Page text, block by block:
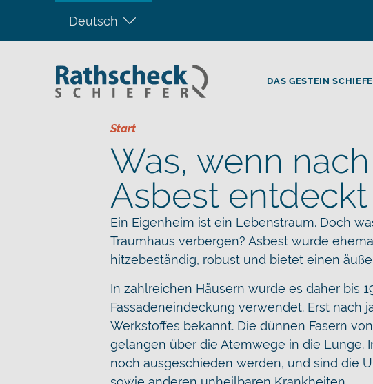
Deutsch
DAS GESTEIN
Start
Was, wenn
Asbest
Ein Eigenheim ist ein Lebenstraum. Doch
Traumhaus verbergen? Asbest wurde
hitzebeständig, robust und bietet einen
In zahlreichen Häusern wurde es daher bis
Fassadeneindeckung verwendet. Erst nach
Werkstoffes bekannt. Die dünnen Fasern
gelangen über die Atemwege in die Lunge.
noch ausgeschieden werden, und sind die